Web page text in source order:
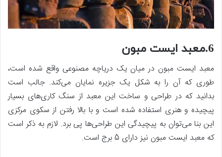
6.معبد ایست مبون
معبد ایست مبون در میان یک دریاچه مصنوعی واقع شده است،
طوری که آن را به شکل یک جزیره نمایان می‌کند. جالب است
بدانید که در طراحی و ساخت این معبد از سنگ کاری‌های بسیار
پیچیده و هنری استفاده شده است و با بالا رفتن از سکوی مرکزی
این بنا می‌توان به پیچیدگی این طراحی‌ها پی برد. لازم به ذکر است
که معبد ایست مبون نیز دارای 5 برج است.